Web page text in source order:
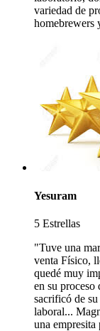
variedad de
homebrewers
Yesuram
5 Estrellas
"Tuve una
venta Físico,
quedé muy
en su proceso
sacrificó de
laboral...
una